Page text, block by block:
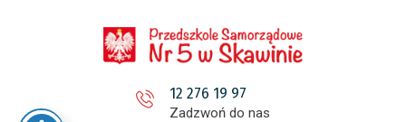
12 276 19 97
Zadzwoń do nas